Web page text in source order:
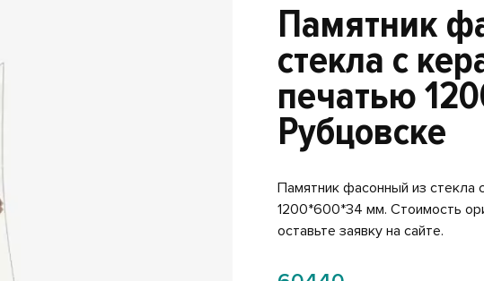
Памятник
стекла с
печатью
Рубцовске
Памятник фасонный из стекла
1200*600*34 мм. Стоимость
оставьте заявку на сайте.